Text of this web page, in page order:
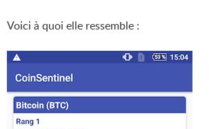
Voici à quoi elle ressemble :